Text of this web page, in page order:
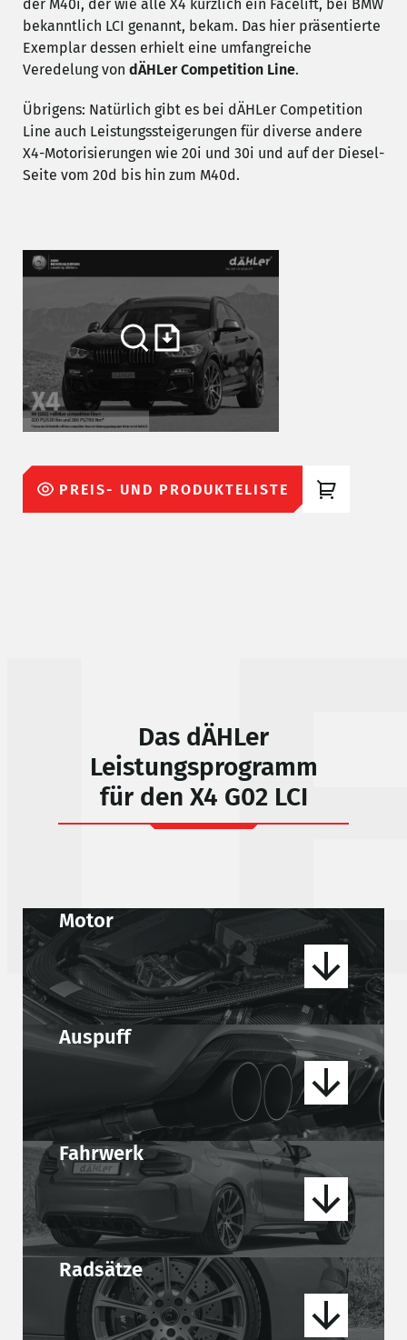
der M40i, der wie alle X4 kürzlich ein Facelift, bei BMW
bekanntlich LCI genannt, bekam. Das hier präsentierte
Exemplar dessen erhielt eine umfangreiche
Veredelung von dÄHLer Competition Line.
Übrigens: Natürlich gibt es bei dÄHLer Competition
Line auch Leistungssteigerungen für diverse andere
X4-Motorisierungen wie 20i und 30i und auf der Diesel-
Seite vom 20d bis hin zum M40d.
PREIS- UND PRODUKTELISTE
Das dÄHLer
Leistungsprogramm
für den X4 G02 LCI
Motor
Auspuff
Fahrwerk
Radsätze